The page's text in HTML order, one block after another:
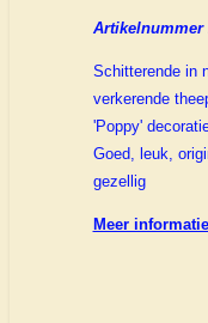
Artikelnummer
Schitterende in
verkerende
'Poppy'
Goed, leuk,
gezellig
Meer